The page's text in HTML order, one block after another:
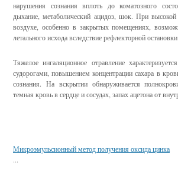
нарушения сознания вплоть до коматозного
дыхание, метаболический ацидоз, шок. При высокой
воздухе, особенно в закрытых помещениях,
летального исхода вследствие рефлекторной
Тяжелое ингаляционное отравление
судорогами, повышением концентрации сахара в
сознания. На вскрытии обнаруживается
темная кровь в сердце и сосудах, запах ацетона от
Микроэмульсионный метод получения оксида цинка
...